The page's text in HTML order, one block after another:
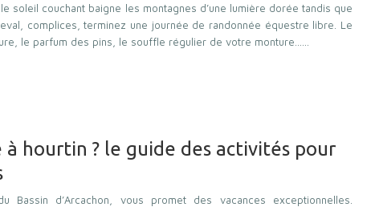
soleil couchant baigne les montagnes d’une lumière dorée tandis que
complices, terminez une journée de randonnée équestre libre. Le
le parfum des pins, le souffle régulier de votre monture……
à hourtin ? le guide des activités pour
Bassin d’Arcachon, vous promet des vacances exceptionnelles.